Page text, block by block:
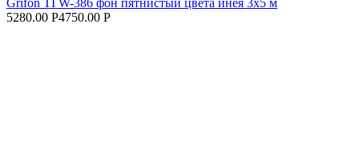
5280.00 Р4750.00 Р